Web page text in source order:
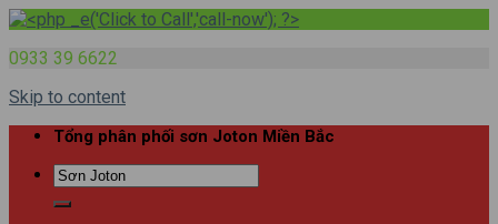
0933 39 6622
Skip to content
Tổng phân phối sơn Joton Miền Bắc